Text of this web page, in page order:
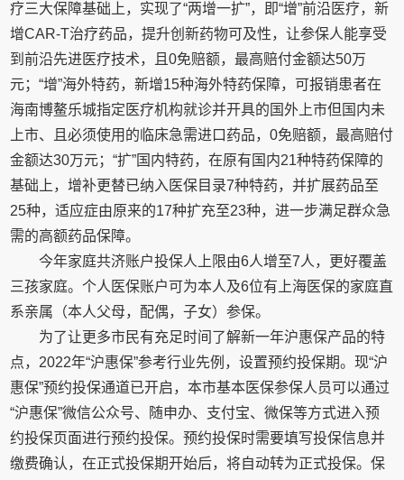
疗三大保障基础上，实现了“两增一扩”，即“增”前沿医疗，新
增CAR-T治疗药品，提升创新药物可及性，让参保人能享受
到前沿先进医疗技术，且0免赔额，最高赔付金额达50万
元；“增”海外特药，新增15种海外特药保障，可报销患者在
海南博鳌乐城指定医疗机构就诊并开具的国外上市但国内未
上市、且必须使用的临床急需进口药品，0免赔额，最高赔付
金额达30万元；“扩”国内特药，在原有国内21种特药保障的
基础上，增补更替已纳入医保目录7种特药，并扩展药品至
25种，适应症由原来的17种扩充至23种，进一步满足群众急
需的高额药品保障。
今年家庭共济账户投保人上限由6人增至7人，更好覆盖
三孩家庭。个人医保账户可为本人及6位有上海医保的家庭直
系亲属（本人父母，配偶，子女）参保。
为了让更多市民有充足时间了解新一年沪惠保产品的特
点，2022年“沪惠保”参考行业先例，设置预约投保期。现“沪
惠保”预约投保通道已开启，本市基本医保参保人员可以通过
“沪惠保”微信公众号、随申办、支付宝、微保等方式进入预
约投保页面进行预约投保。预约投保时需要填写投保信息并
缴费确认，在正式投保期开始后，将自动转为正式投保。保